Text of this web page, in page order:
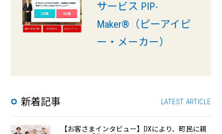
サービス PIP-
Maker®（ピーアイピ
ー・メーカー）
新着記事 LATEST ARTICLE
【お客さまインタビュー】DXにより、町民に親